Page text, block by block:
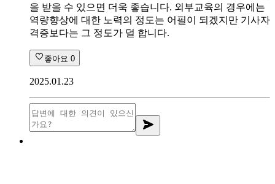
을 받을 수 있으면 더욱 좋습니다. 외부교육의 경우에는
역량향상에 대한 노력의 정도는 어필이 되겠지만 기사자
격증보다는 그 정도가 덜 합니다.
좋아요 0
2025.01.23